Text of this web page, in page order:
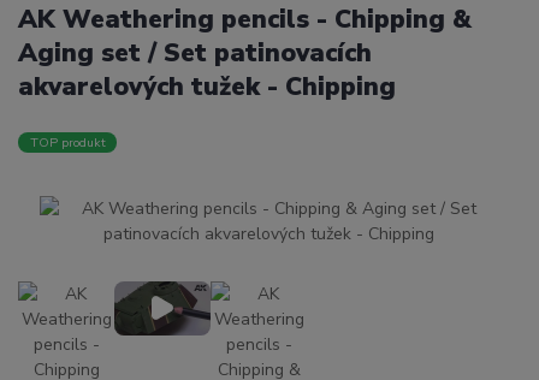
AK Weathering pencils - Chipping &
Aging set / Set patinovacích
akvarelových tužek - Chipping
TOP produkt